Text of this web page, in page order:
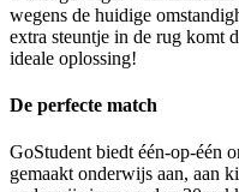
wegens de huidige
extra steuntje in de rug komt
ideale oplossing!
De perfecte match
GoStudent biedt één-op-één
gemaakt onderwijs aan, aan